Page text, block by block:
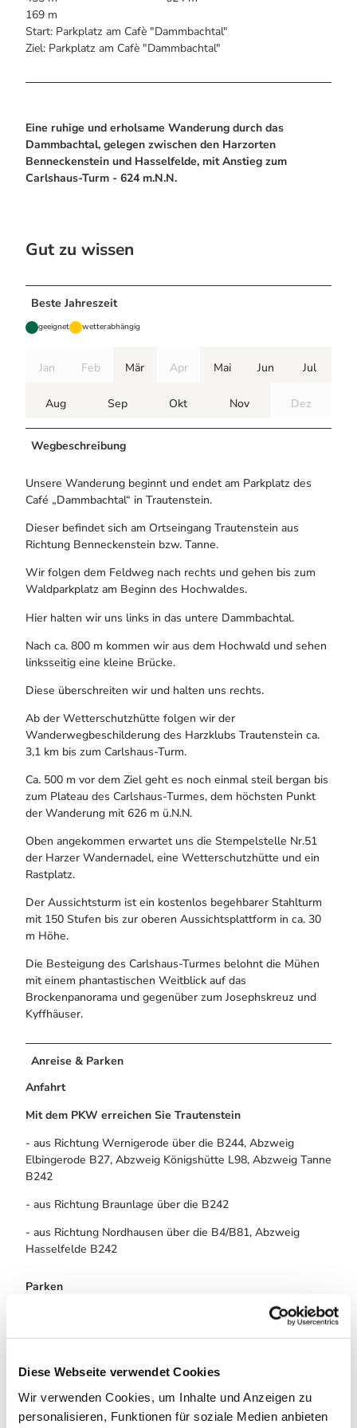
Diese Webseite verwendet Cookies
Wir verwenden Cookies, um Inhalte und Anzeigen zu
personalisieren, Funktionen für soziale Medien anbieten
Bogenschiessen in Hohegeiss
Noch lange nicht Schicht im Schacht
Die Eisflüsterer: Harzer Falken
Wanderführer Jörg Kühnhold
Webcams
Informationen für Gastgeberinnen
Kulinarik
Webcams
169 m
Start: Parkplatz am Cafè "Dammbachtal"
Ziel: Parkplatz am Cafè "Dammbachtal"
Eine ruhige und erholsame Wanderung durch das
Dammbachtal, gelegen zwischen den Harzorten
Benneckenstein und Hasselfelde, mit Anstieg zum
Carlshaus-Turm - 624 m.N.N.
Gut zu wissen
Beste Jahreszeit
geeignet wetterabhängig
Jan Feb Mär Apr Mai Jun Jul
Aug Sep Okt Nov Dez
Wegbeschreibung
Unsere Wanderung beginnt und endet am Parkplatz des
Café „Dammbachtal“ in Trautenstein.
Dieser befindet sich am Ortseingang Trautenstein aus
Richtung Benneckenstein bzw. Tanne.
Wir folgen dem Feldweg nach rechts und gehen bis zum
Waldparkplatz am Beginn des Hochwaldes.
Hier halten wir uns links in das untere Dammbachtal.
Nach ca. 800 m kommen wir aus dem Hochwald und sehen
linksseitig eine kleine Brücke.
Diese überschreiten wir und halten uns rechts.
Ab der Wetterschutzhütte folgen wir der
Wanderwegbeschilderung des Harzklubs Trautenstein ca.
3,1 km bis zum Carlshaus-Turm.
Ca. 500 m vor dem Ziel geht es noch einmal steil bergan bis
zum Plateau des Carlshaus-Turmes, dem höchsten Punkt
der Wanderung mit 626 m ü.N.N.
Oben angekommen erwartet uns die Stempelstelle Nr.51
der Harzer Wandernadel, eine Wetterschutzhütte und ein
Rastplatz.
Der Aussichtsturm ist ein kostenlos begehbarer Stahlturm
mit 150 Stufen bis zur oberen Aussichtsplattform in ca. 30
m Höhe.
Die Besteigung des Carlshaus-Turmes belohnt die Mühen
mit einem phantastischen Weitblick auf das
Brockenpanorama und gegenüber zum Josephskreuz und
Kyffhäuser.
Anreise & Parken
Anfahrt
Mit dem PKW erreichen Sie Trautenstein
- aus Richtung Wernigerode über die B244, Abzweig
Elbingerode B27, Abzweig Königshütte L98, Abzweig Tanne
B242
- aus Richtung Braunlage über die B242
- aus Richtung Nordhausen über die B4/B81, Abzweig
Hasselfelde B242
Parken
Rechts neben dem Café "Dammbachtal" befindet sich ein
Den HarzortTrautensteinerreichen Sie mit dem Bus der
Harzer Verkehrsbetriebe
aus Richtung Wernigerode mit der Linie 260 / 265